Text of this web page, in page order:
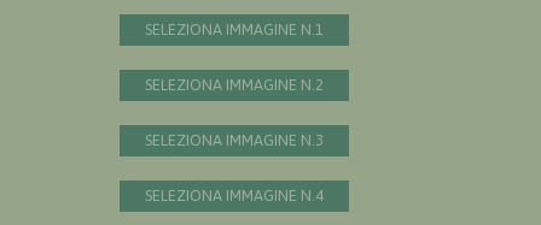
SELEZIONA IMMAGINE N.1
SELEZIONA IMMAGINE N.2
SELEZIONA IMMAGINE N.3
SELEZIONA IMMAGINE N.4